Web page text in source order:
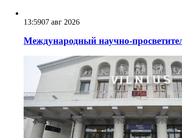
13:5907 авг 2026
Международный научно-